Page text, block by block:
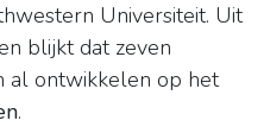
Universiteit. Uit
blijkt dat zeven
al ontwikkelen op het
.